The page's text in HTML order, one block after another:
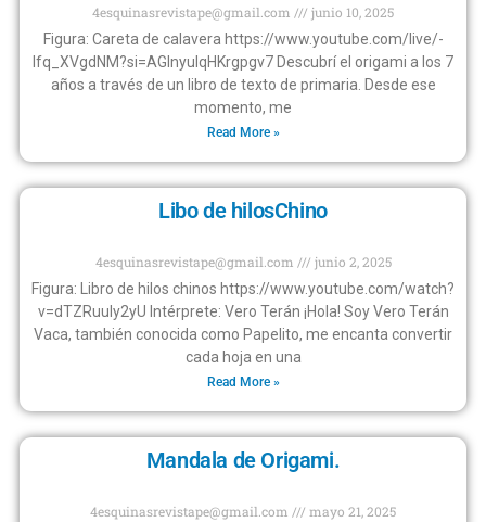
4esquinasrevistape@gmail.com
junio 10, 2025
Figura: Careta de calavera https://www.youtube.com/live/-
lfq_XVgdNM?si=AGlnyuIqHKrgpgv7 Descubrí el origami a los 7
años a través de un libro de texto de primaria. Desde ese
momento, me
Read More »
Libo de hilosChino
4esquinasrevistape@gmail.com
junio 2, 2025
Figura: Libro de hilos chinos https://www.youtube.com/watch?
v=dTZRuuly2yU Intérprete: Vero Terán ¡Hola! Soy Vero Terán
Vaca, también conocida como Papelito, me encanta convertir
cada hoja en una
Read More »
Mandala de Origami.
4esquinasrevistape@gmail.com
mayo 21, 2025